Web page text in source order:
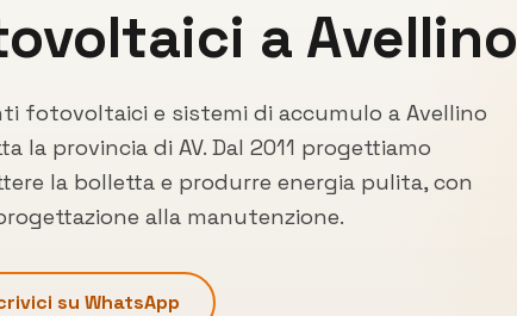
a Avellino
fotovoltaici e sistemi di accumulo a Avellino
la provincia di AV. Dal 2011 progettiamo
la bolletta e produrre energia pulita, con
alla manutenzione.
su WhatsApp